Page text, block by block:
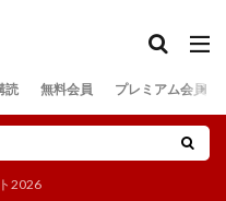
読 無料会員 プレミアム会員
2026